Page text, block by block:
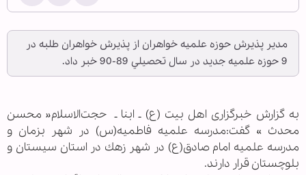
مدير پذيرش حوزه‌ علميه خواهران از پذيرش خواهران طلبه در
9 حوزه علميه جديد در سال تحصيلي 89-90 خبر داد.
به گزارش خبرگزاری اهل بیت (ع) ـ ابنا ـ حجت‌الاسلام« محسن
محدث » گفت:مدرسه علميه فاطميه(س) در شهر بزمان و
مدرسه علميه امام صادق(ع) در شهر زهك در استان سيستان و
بلوچستان قرار دارند.